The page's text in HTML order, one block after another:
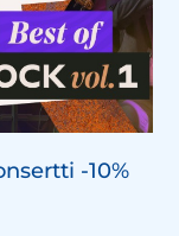
-10%